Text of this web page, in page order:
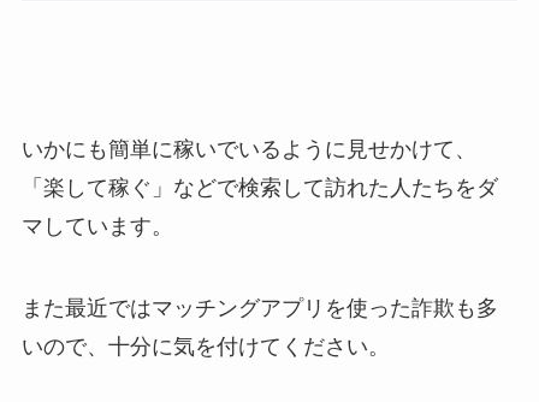
いかにも簡単に稼いでいるように見せかけて、
「楽して稼ぐ」などで検索して訪れた人たちをダ
マしています。
また最近ではマッチングアプリを使った詐欺も多
いので、十分に気を付けてください。